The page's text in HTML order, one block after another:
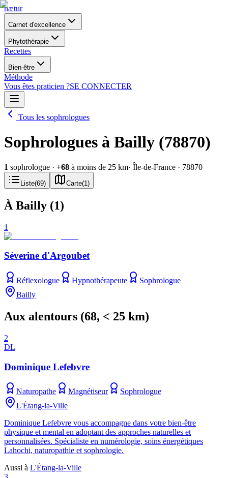
nætur
Carnet d'excellence
Phytothérapie
Recettes
Bien-être
Méthode
Vous êtes praticien ?SE CONNECTER
Tous les sophrologues
Sophrologues à Bailly (78870)
1 sophrologue · +68 à moins de 25 km· Île-de-France · 78870
Liste(69) Carte(1 )
À Bailly (1)
1
Séverine d'Argoubet
Réflexologue Hypnothérapeute
Sophrologue
Bailly
Aux alentours (68, < 25 km)
2
DL
Dominique Lefebvre
Naturopathe Magnétiseur
Sophrologue
L'Étang-la-Ville
Dominique Lefebvre vous accompagne dans votre bien-être
physique et mental en adoptant des approches naturelles et
personnalisées. Spécialiste en numérologie, soins énergétiques
Lahochi, naturopathie et sophrologie.
Aussi à L'Étang-la-Ville